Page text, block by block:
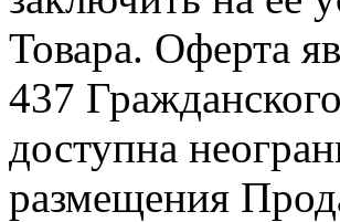
Товара. Оферта
437
доступна
размещения